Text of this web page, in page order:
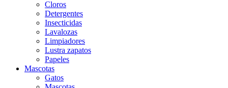
Cloros
Detergentes
Insecticidas
Lavalozas
Limpiadores
Lustra zapatos
Papeles
Mascotas
Gatos